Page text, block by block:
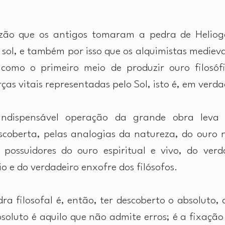
que os antigos tomaram a pedra de
e também por isso que os alquimistas
o primeiro meio de produzir ouro
vitais representadas pelo Sol, isto é, em
operação da grande obra leva
pelas analogias da natureza, do ouro
possuidores do ouro espiritual e vivo, do
e do verdadeiro enxofre dos filósofos.
filosofal é, então, ter descoberto o absoluto,
é aquilo que não admite erros; é a